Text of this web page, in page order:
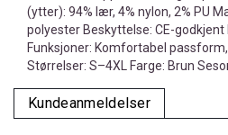
(ytter): 94% lær, 4% nylon, 2% PU
polyester Beskyttelse: CE-
Funksjoner: Komfortabel
Størrelser: S–4XL Farge: Brun
Kundeanmeldelser